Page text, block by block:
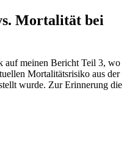
Mortalität bei
auf meinen Bericht Teil 3, wo
Mortalitätsrisiko aus der
wurde. Zur Erinnerung die